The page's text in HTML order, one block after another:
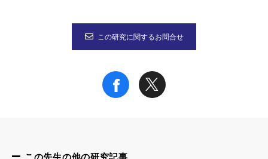
この研究に関するお問合せ
この先生の他の研究記事